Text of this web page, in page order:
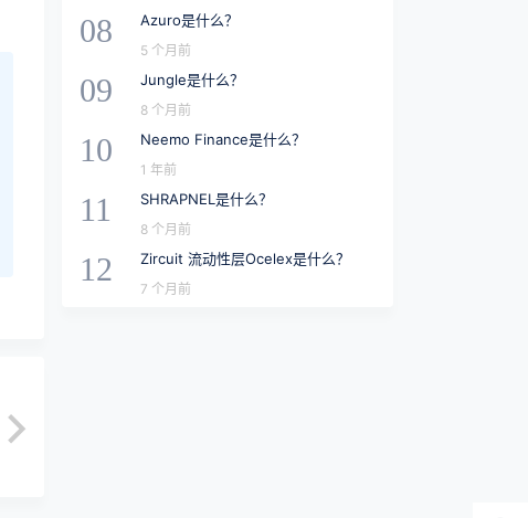
08 Azuro是什么？
5 个月前
09 Jungle是什么？
8 个月前
10 Neemo Finance是什么？
1 年前
11 SHRAPNEL是什么？
8 个月前
12 Zircuit 流动性层Ocelex是什么？
7 个月前